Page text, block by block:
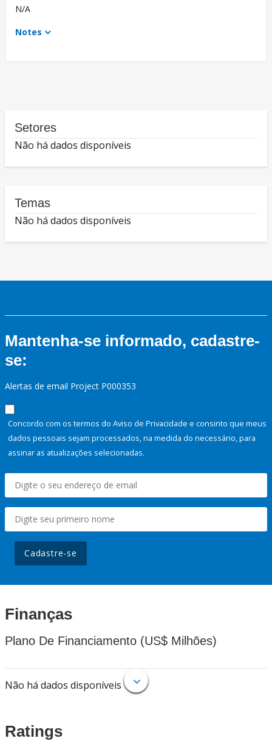
N/A
Notes
Setores
Não há dados disponíveis
Temas
Não há dados disponíveis
Mantenha-se informado, cadastre-
se:
Alertas de email Project P000353
Concordo com os termos do Aviso de Privacidade e consinto que meus
dados pessoais sejam processados, na medida do necessário, para
assinar as atualizações selecionadas.
Cadastre-se
Finanças
Plano De Financiamento (US$ Milhões)
Não há dados disponíveis
Ratings